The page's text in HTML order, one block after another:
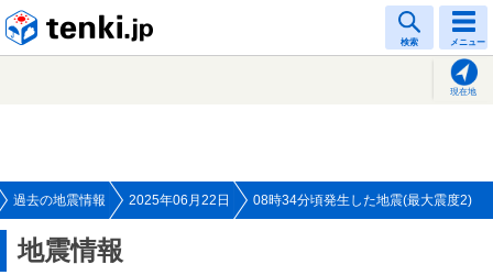
検索 メニュー
現在地
過去の地震情報 2025年06月22日 08時34分頃発生した地震(最大震度2)
地震情報